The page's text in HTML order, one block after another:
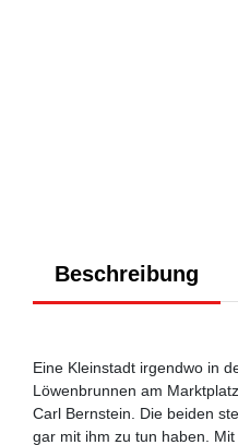
Beschreibung
Eine Kleinstadt irgendwo in
Löwenbrunnen am
Carl Bernstein. Die beiden
gar mit ihm zu tun haben.